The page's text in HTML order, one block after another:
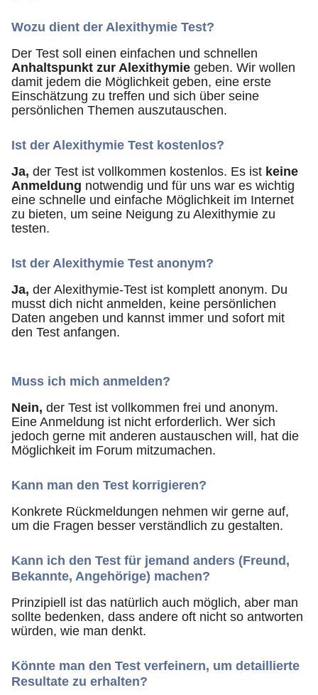
Wozu dient der Alexithymie Test?
Der Test soll einen einfachen und schnellen
Anhaltspunkt zur Alexithymie geben. Wir wollen
damit jedem die Möglichkeit geben, eine erste
Einschätzung zu treffen und sich über seine
persönlichen Themen auszutauschen.
Ist der Alexithymie Test kostenlos?
Ja, der Test ist vollkommen kostenlos. Es ist keine
Anmeldung notwendig und für uns war es wichtig
eine schnelle und einfache Möglichkeit im Internet
zu bieten, um seine Neigung zu Alexithymie zu
testen.
Ist der Alexithymie Test anonym?
Ja, der Alexithymie-Test ist komplett anonym. Du
musst dich nicht anmelden, keine persönlichen
Daten angeben und kannst immer und sofort mit
den Test anfangen.
Muss ich mich anmelden?
Nein, der Test ist vollkommen frei und anonym.
Eine Anmeldung ist nicht erforderlich. Wer sich
jedoch gerne mit anderen austauschen will, hat die
Möglichkeit im Forum mitzumachen.
Kann man den Test korrigieren?
Konkrete Rückmeldungen nehmen wir gerne auf,
um die Fragen besser verständlich zu gestalten.
Kann ich den Test für jemand anders (Freund,
Bekannte, Angehörige) machen?
Prinzipiell ist das natürlich auch möglich, aber man
sollte bedenken, dass andere oft nicht so antworten
würden, wie man denkt.
Könnte man den Test verfeinern, um detaillierte
Resultate zu erhalten?